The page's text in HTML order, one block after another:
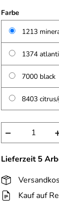
Farbe
1213
1374
7000 black
8403
−
Lieferzeit 5
Kauf auf